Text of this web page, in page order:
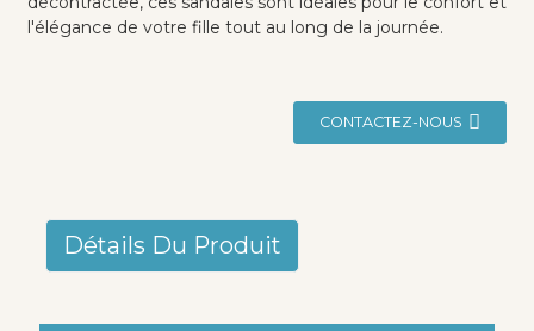
l'élégance de votre fille tout au long de la journée.
CONTACTEZ-NOUS
Détails Du Produit